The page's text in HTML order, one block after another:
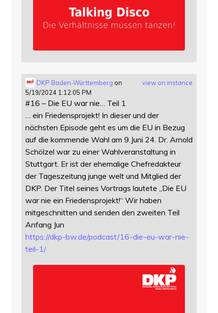
view on instance
DKP Baden-Württemberg on
5/19/2024 1:12:05 PM
#16 – Die EU war nie… Teil 1
… ein Friedensprojekt! In dieser und der
nächsten Episode geht es um die EU in Bezug
auf die kommende Wahl am 9.Juni 24. Dr. Arnold
Schölzel war zu einer Wahlveranstaltung in
Stuttgart. Er ist der ehemalige Chefredakteur
der Tageszeitung junge welt und Mitglied der
DKP. Der Titel seines Vortrags lautete „Die EU
war nie ein Friedensprojekt!“ Wir haben
mitgeschnitten und senden den zweiten Teil
Anfang Jun
https://dkp-bw.de/podcast/16-die-eu-war-nie-
teil-1/